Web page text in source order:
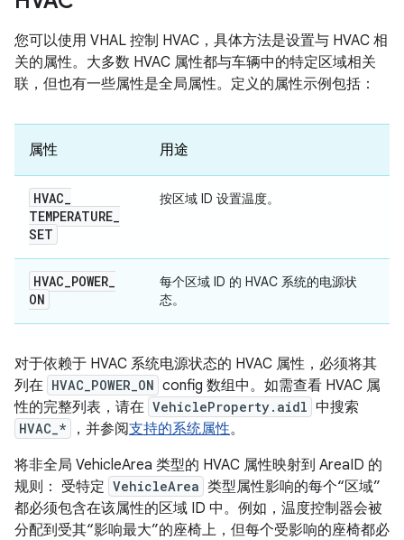
您可以使用 VHAL 控制 HVAC，具体方法是设置与 HVAC 相
关的属性。大多数 HVAC 属性都与车辆中的特定区域相关
联，但也有一些属性是全局属性。定义的属性示例包括：
属性 用途
HVAC_
TEMPERATURE_
SET
按区域 ID 设置温度。
HVAC_POWER_
ON
每个区域 ID 的 HVAC 系统的电源状
态。
对于依赖于 HVAC 系统电源状态的 HVAC 属性，必须将其
列在 HVAC_POWER_ON config 数组中。如需查看 HVAC 属
性的完整列表，请在 VehicleProperty.aidl 中搜索
HVAC_* ，并参阅支持的系统属性。
将非全局 VehicleArea 类型的 HVAC 属性映射到 AreaID 的
规则： 受特定 VehicleArea 类型属性影响的每个“区域”
都必须包含在该属性的区域 ID 中。例如，温度控制器会被
分配到受其“影响最大”的座椅上，但每个受影响的座椅都必